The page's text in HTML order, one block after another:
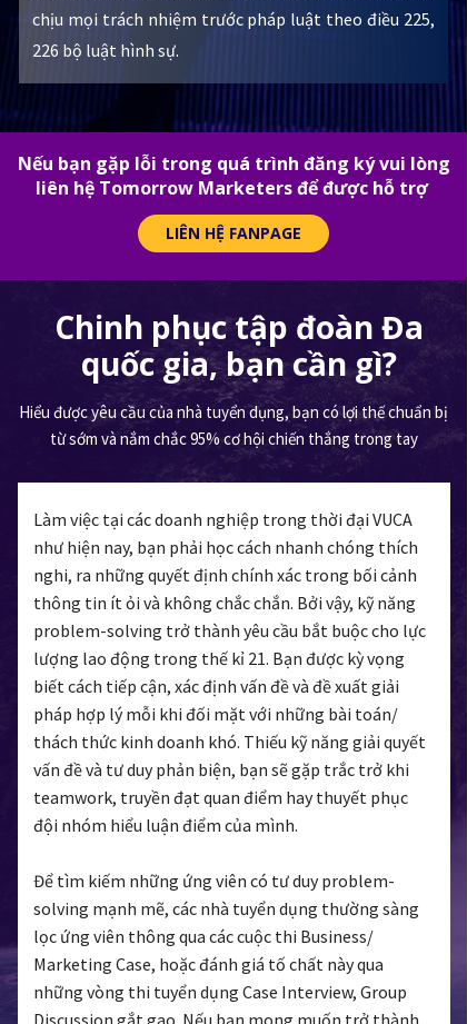
chịu mọi trách nhiệm trước pháp luật theo điều 225,
226 bộ luật hình sự.
Nếu bạn gặp lỗi trong quá trình đăng ký vui lòng
liên hệ Tomorrow Marketers để được hỗ trợ
LIÊN HỆ FANPAGE
Chinh phục tập đoàn Đa
quốc gia, bạn cần gì?
Hiểu được yêu cầu của nhà tuyển dụng, bạn có lợi thế chuẩn bị
từ sớm và nắm chắc 95% cơ hội chiến thắng trong tay
Làm việc tại các doanh nghiệp trong thời đại VUCA
như hiện nay, bạn phải học cách nhanh chóng thích
nghi, ra những quyết định chính xác trong bối cảnh
thông tin ít ỏi và không chắc chắn. Bởi vậy, kỹ năng
problem-solving trở thành yêu cầu bắt buộc cho lực
lượng lao động trong thế kỉ 21. Bạn được kỳ vọng
biết cách tiếp cận, xác định vấn đề và đề xuất giải
pháp hợp lý mỗi khi đối mặt với những bài toán/
thách thức kinh doanh khó. Thiếu kỹ năng giải quyết
vấn đề và tư duy phản biện, bạn sẽ gặp trắc trở khi
teamwork, truyền đạt quan điểm hay thuyết phục
đội nhóm hiểu luận điểm của mình.
Để tìm kiếm những ứng viên có tư duy problem-
solving mạnh mẽ, các nhà tuyển dụng thường sàng
lọc ứng viên thông qua các cuộc thi Business/
Marketing Case, hoặc đánh giá tố chất này qua
những vòng thi tuyển dụng Case Interview, Group